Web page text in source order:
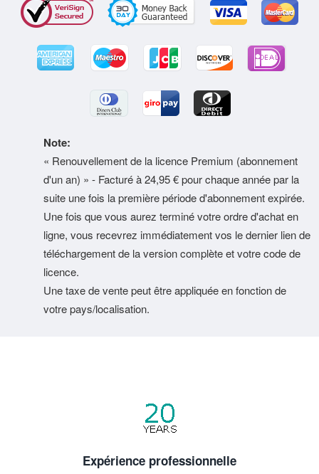
Note:
« Renouvellement de la licence Premium (abonnement
d'un an) » - Facturé à 24,95 € pour chaque année par la
suite une fois la première période d'abonnement expirée.
Une fois que vous aurez terminé votre ordre d'achat en
ligne, vous recevrez immédiatement vos le dernier lien de
téléchargement de la version complète et votre code de
licence.
Une taxe de vente peut être appliquée en fonction de
votre pays/localisation.
Expérience professionnelle